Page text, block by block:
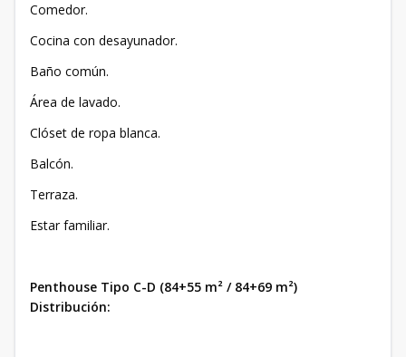
Comedor.
Cocina con desayunador.
Baño común.
Área de lavado.
Clóset de ropa blanca.
Balcón.
Terraza.
Estar familiar.
Penthouse Tipo C-D (84+55 m² / 84+69 m²)
Distribución: